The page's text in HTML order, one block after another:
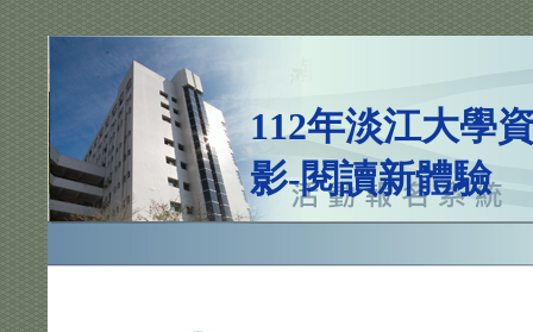
112年淡江大學
影-閱讀新體驗